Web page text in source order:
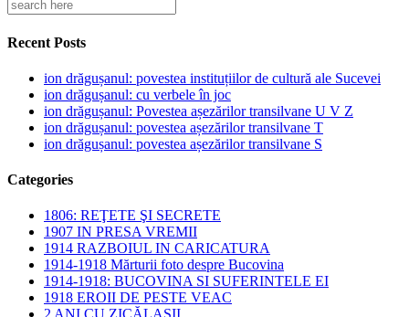
Recent Posts
ion drăgușanul: povestea instituțiilor de cultură ale Sucevei
ion drăgușanul: cu verbele în joc
ion drăgușanul: Povestea așezărilor transilvane U V Z
ion drăgușanul: povestea așezărilor transilvane T
ion drăgușanul: povestea așezărilor transilvane S
Categories
1806: REŢETE ŞI SECRETE
1907 IN PRESA VREMII
1914 RAZBOIUL IN CARICATURA
1914-1918 Mărturii foto despre Bucovina
1914-1918: BUCOVINA SI SUFERINTELE EI
1918 EROII DE PESTE VEAC